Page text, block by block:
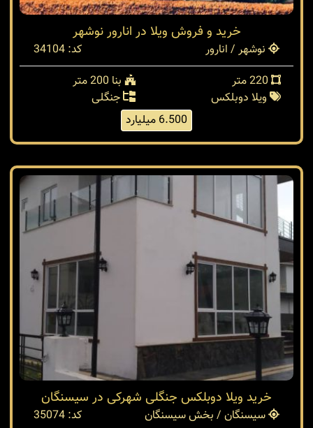
خرید و فروش ویلا در انارور نوشهر
نوشهر / انارور
کد: 34104
بنا 200 متر
ویلا دوبلکس
جنگلی
6.500 میلیارد
خرید ویلا دوبلکس جنگلی شهرکی در سیسنگان
سیسنگان / بخش سیسنگان
کد: 35074